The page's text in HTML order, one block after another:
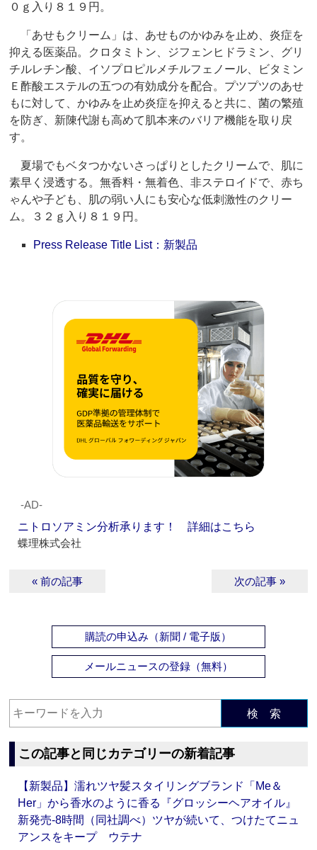
０ｇ入り８１９円。
「あせもクリーム」は、あせものかゆみを止め、炎症を
抑える医薬品。クロタミトン、ジフェンヒドラミン、グリ
チルレチン酸、イソプロピルメチルフェノール、ビタミン
Ｅ酢酸エステルの五つの有効成分を配合。プツプツのあせ
もに対して、かゆみを止め炎症を抑えると共に、菌の繁殖
を防ぎ、新陳代謝も高めて肌本来のバリア機能を取り戻
す。
夏場でもベタつかないさっぱりとしたクリームで、肌に
素早く浸透する。無香料・無着色、非ステロイドで、赤ち
ゃんや子ども、肌の弱い人にも安心な低刺激性のクリー
ム。３２ｇ入り８１９円。
Press Release Title List：新製品
‐AD‐
ニトロソアミン分析承ります！ 詳細はこちら
蝶理株式会社
« 前の記事 次の記事 »
購読の申込み（新聞 / 電子版）
メールニュースの登録（無料）
検 索
この記事と同じカテゴリーの新着記事
【新製品】濡れツヤ髪スタイリングブランド「Me＆
Her」から香水のように香る『グロッシーヘアオイル』
新発売‐8時間（同社調べ）ツヤが続いて、つけたてニュ
アンスをキープ ウテナ